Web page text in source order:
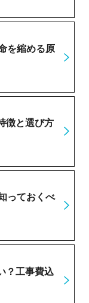
を縮める原
徴と選び方
っておくべ
？工事費込